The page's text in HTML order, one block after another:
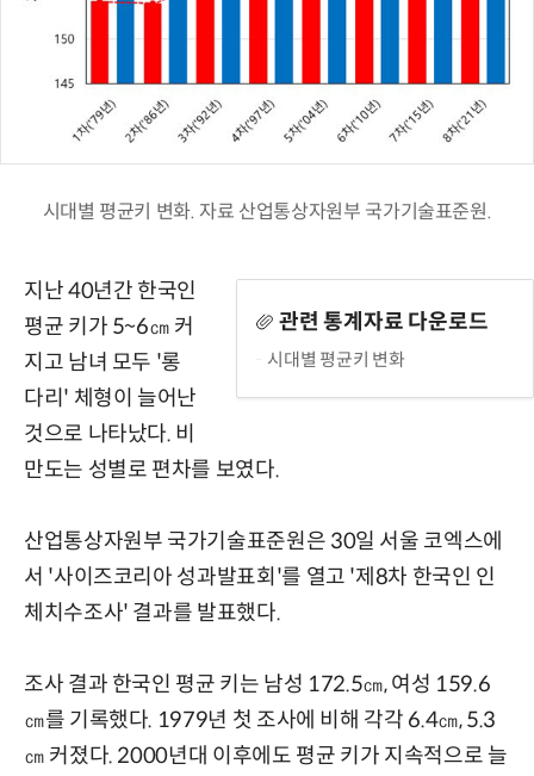
시대별 평균키 변화. 자료 산업통상자원부 국가기술표준원.
관련 통계자료 다운로드
시대별 평균키 변화
지난 40년간 한국인
평균 키가 5~6㎝ 커
지고 남녀 모두 '롱
다리' 체형이 늘어난
것으로 나타났다. 비
만도는 성별로 편차를 보였다.
산업통상자원부 국가기술표준원은 30일 서울 코엑스에
서 '사이즈코리아 성과발표회'를 열고 '제8차 한국인 인
체치수조사' 결과를 발표했다.
조사 결과 한국인 평균 키는 남성 172.5㎝, 여성 159.6
㎝를 기록했다. 1979년 첫 조사에 비해 각각 6.4㎝, 5.3
㎝ 커졌다. 2000년대 이후에도 평균 키가 지속적으로 늘